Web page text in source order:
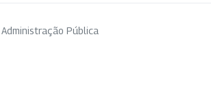
Administração Pública